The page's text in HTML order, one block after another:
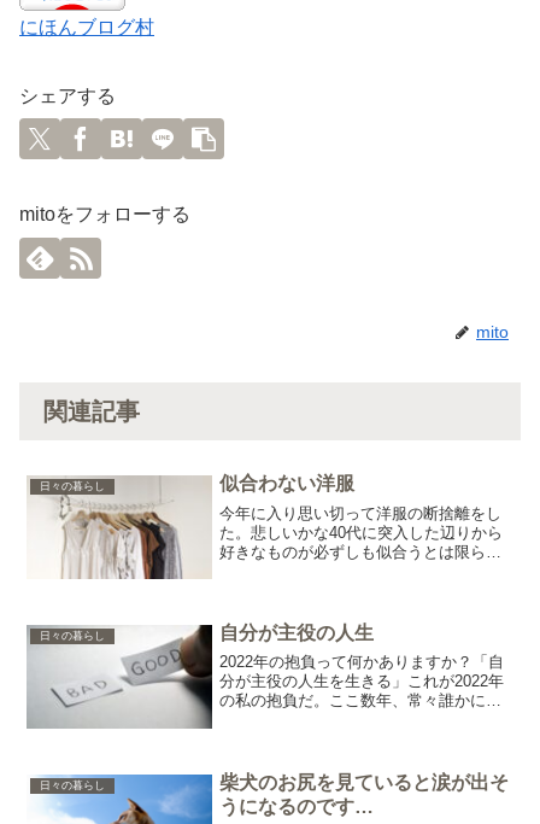
にほんブログ村
シェアする
mitoをフォローする
mito
関連記事
日々の暮らし 似合わない洋服
今年に入り思い切って洋服の断捨離をし
た。悲しいかな40代に突入した辺りから
好きなものが必ずしも似合うとは限らな
てもいたはず。しかし一...
日々の暮らし 自分が主役の人生
2022年の抱負って何かありますか？「自
分が主役の人生を生きる」これが2022年
の私の抱負だ。ここ数年、常々誰かに合
いるなんて場合も...
日々の暮らし
柴犬のお尻を見ていると涙が出そ
うになるのです…